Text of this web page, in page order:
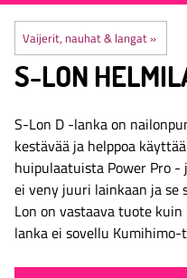
Vaijerit, nauhat & langat‪»
S-LON
S-Lon D -lanka on
kestävää ja helppoa
huipulaatuista Power Pro
ei veny juuri lainkaan ja se
Lon on vastaava tuote kuin
lanka ei sovellu